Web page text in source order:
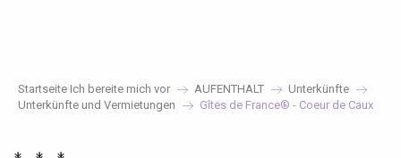
Startseite Ich bereite mich vor AUFENTHALT
Unterkünfte
Unterkünfte und Vermietungen
Gîtes de France® - Coeur de Caux